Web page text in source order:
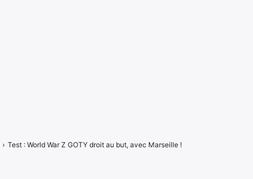
› Test : World War Z GOTY droit au but, avec Marseille !